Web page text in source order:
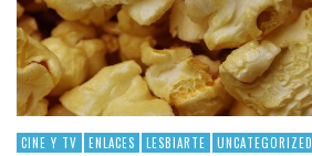
CINE Y TV ENLACES LESBIARTE UNCATEGORIZED